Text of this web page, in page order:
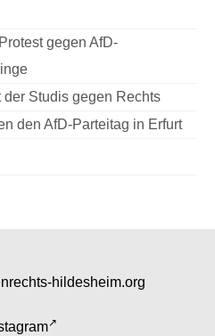
gegen AfD-
Studis gegen Rechts
den AfD-Parteitag in Erfurt
hildesheim.org